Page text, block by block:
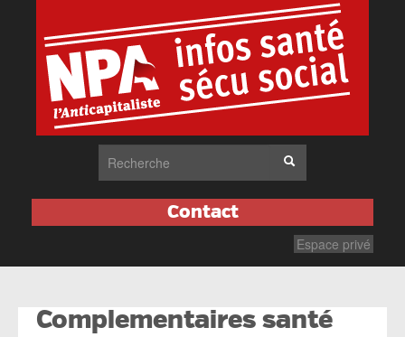
Contact
Espace privé
Complementaires santé